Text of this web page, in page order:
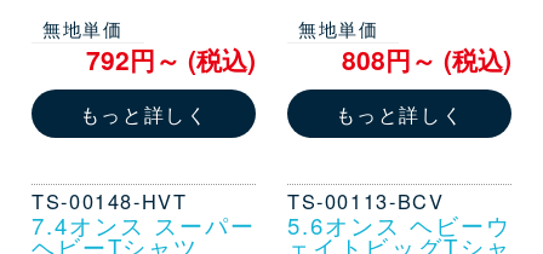
無地単価
792円～ (税込)
もっと詳しく
無地単価
808円～ (税込)
もっと詳しく
TS-00148-HVT
7.4オンス スーパー
ヘビーTシャツ
TS-00113-BCV
5.6オンス ヘビーウ
ェイトビッグTシャ